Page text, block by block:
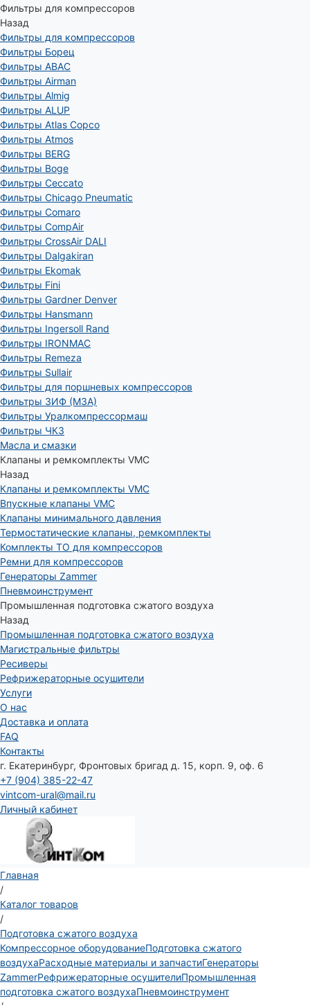
Фильтры для компрессоров
Назад
Фильтры для компрессоров
Фильтры Борец
Фильтры ABAC
Фильтры Airman
Фильтры Almig
Фильтры ALUP
Фильтры Atlas Copco
Фильтры Atmos
Фильтры BERG
Фильтры Boge
Фильтры Ceccato
Фильтры Chicago Pneumatic
Фильтры Comaro
Фильтры CompAir
Фильтры CrossAir DALI
Фильтры Dalgakiran
Фильтры Ekomak
Фильтры Fini
Фильтры Gardner Denver
Фильтры Hansmann
Фильтры Ingersoll Rand
Фильтры IRONMAC
Фильтры Remeza
Фильтры Sullair
Фильтры для поршневых компрессоров
Фильтры ЗИФ (МЗА)
Фильтры Уралкомпрессормаш
Фильтры ЧКЗ
Масла и смазки
Клапаны и ремкомплекты VMC
Назад
Клапаны и ремкомплекты VMC
Впускные клапаны VMC
Клапаны минимального давления
Термостатические клапаны, ремкомплекты
Комплекты ТО для компрессоров
Ремни для компрессоров
Генераторы Zammer
Пневмоинструмент
Промышленная подготовка сжатого воздуха
Назад
Промышленная подготовка сжатого воздуха
Магистральные фильтры
Ресиверы
Рефрижераторные осушители
Услуги
О нас
Доставка и оплата
FAQ
Контакты
г. Екатеринбург, Фронтовых бригад д. 15, корп. 9, оф. 6
+7 (904) 385-22-47
vintcom-ural@mail.ru
Личный кабинет
Главная
/
Каталог товаров
/
Подготовка сжатого воздуха
Компрессорное оборудованиеПодготовка сжатого
воздухаРасходные материалы и запчастиГенераторы
ZammerРефрижераторные осушителиПромышленная
подготовка сжатого воздухаПневмоинструмент